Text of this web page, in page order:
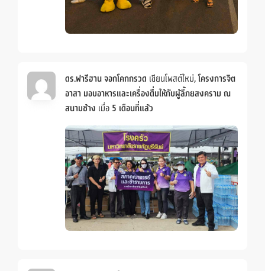
ดร.ฟารีฮาน จอกโคกกรวด เขียนโพสต์ใหม่,โครงการจิต
อาสา มอบอาหารและเครื่องดื่มให้กับผู้ลี้ภยสงคราม ณ
สนามช้าง เมื่อ 5 เดือนที่แล้ว